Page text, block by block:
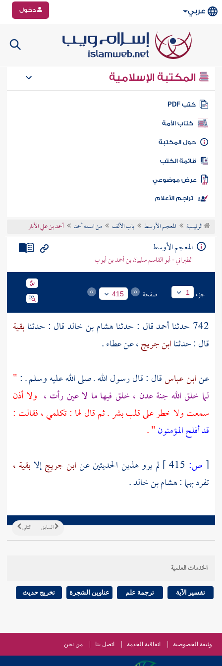
عربي دخول
المكتبة الإسلامية
كتب PDF
كتاب الأمة
المكتبة
الكتب
موضوعي
تراجم الأعلام
الرئيسية المعجم الأوسط باب الألف من اسمه أحمد أحمد بن علي الأبار
المعجم الأوسط
الطبراني - أبو القاسم سليمان بن أحمد بن أيوب
جزء 1 صفحة 415
742 حدثنا أحمدقال : حدثناهشام بن خالدقال : حدثنابقية
قال : حدثناابن جريج، عنعطاء .
عنابن عباسقال : قال رسول الله ـ صلى الله عليه وسلم ـ :"
لما خلق الله جنة عدن ، خلق فيها ما لا عين رأت ، ولا أذن
سمعت ولا خطر على قلب بشر . ثم قال لها : تكلمي ، فقالت :
قد أفلح المؤمنون" .
[ص: لم يرو هذين الحديثين عنابن جريجإلابقية ،
تفرد بهما :هشام بن خالد .
التالي السابق
الخدمات العلمية
تفسير الآية ترجمة علم عناوين الشجرة تخريج حديث
وثيقة الخصوصية اتفاقية الخدمة اتصل بنا من نحن